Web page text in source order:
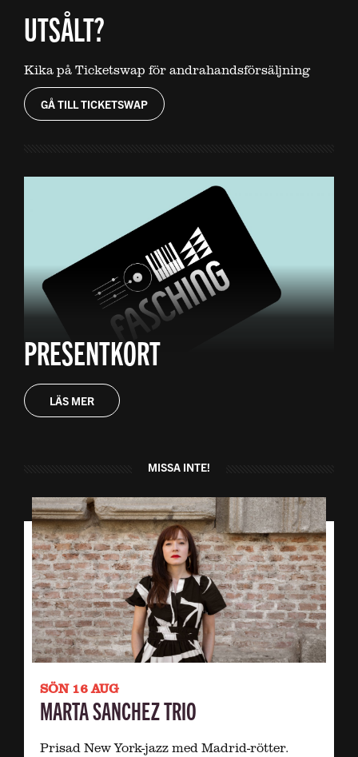
UTSÅLT?
Kika på Ticketswap för andrahandsförsäljning
GÅ TILL TICKETSWAP
PRESENTKORT
LÄS MER
MISSA INTE!
SÖN 16 AUG
MARTA SANCHEZ TRIO
Prisad New York-jazz med Madrid-rötter.